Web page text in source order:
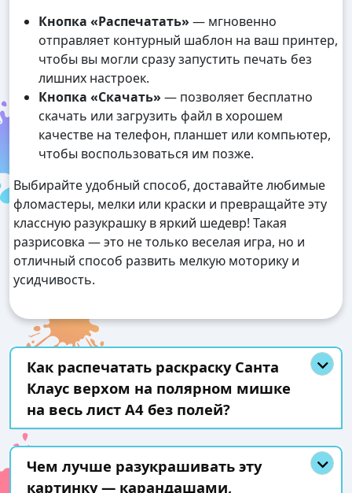
Кнопка «Распечатать» — мгновенно
отправляет контурный шаблон на ваш принтер,
чтобы вы могли сразу запустить печать без
лишних настроек.
Кнопка «Скачать» — позволяет бесплатно
скачать или загрузить файл в хорошем
качестве на телефон, планшет или компьютер,
чтобы воспользоваться им позже.
Выбирайте удобный способ, доставайте любимые
фломастеры, мелки или краски и превращайте эту
классную разукрашку в яркий шедевр! Такая
разрисовка — это не только веселая игра, но и
отличный способ развить мелкую моторику и
усидчивость.
Как распечатать раскраску Санта
Клаус верхом на полярном мишке
на весь лист А4 без полей?
Чем лучше разукрашивать эту
картинку — карандашами,